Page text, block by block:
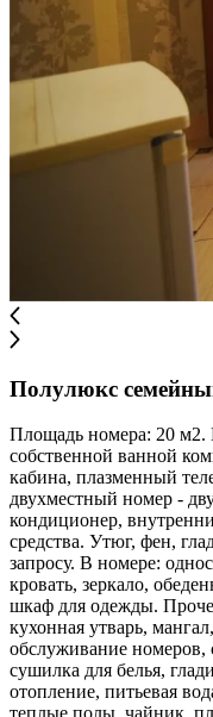
Полулюкс
Площадь номера: 20
собственной ванной
кабина, плазменный
двухместный номер -
кондиционер,
средства. Утюг, фен,
запросу. В номере:
кровать, зеркало,
шкаф для одежды.
кухонная утварь,
обслуживание номеров,
сушилка для белья,
отопление, питьевая